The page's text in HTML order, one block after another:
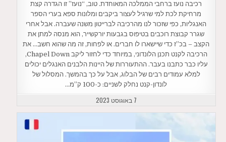
רכיבה נועז ברחבי הממלכה המאוחדת. טוב, “נועז” זו הגדרה קצת
מרחיקת לכת למי שרגיל לעצור ביקבים ומלונות ספא בערי הספר
האנגליות, כפי שזכור לנו מהרכיבה לברייטון משנה שעברה. אבל אחרי
שגרר קבוצת רוכבים בטיפוס בגבעות יורקשייר, הוא מנסה למתן את
הקצב – בכ”ז כדי שיישארו לו חברים. או לפחות, זה מה שהוא חשב… את
הרכיבה לקנט תכנן הלונדוני, במיוחד כדי לחזור ליקב Chapel Down,
עליו כבר כתבנו בעבר. ההתעוררות של היינות הלבנים האנגלים יכולים
למלא עמודים רבים של הבלוג, אבל על כך בהמשך. המסלול של
לונדון-קנט נחלק לשניים: כ-100 ק”מ…
7 באוגוסט 2023